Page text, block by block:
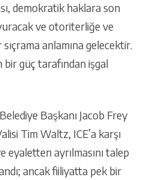
demokratik haklara son
ve otoriterliğe ve
anlamına gelecektir.
bir güç tarafından işgal
Başkanı Jacob Frey
Tim Waltz, ICE’a karşı
eyaletten ayrılmasını talep
ancak fiiliyatta pek bir